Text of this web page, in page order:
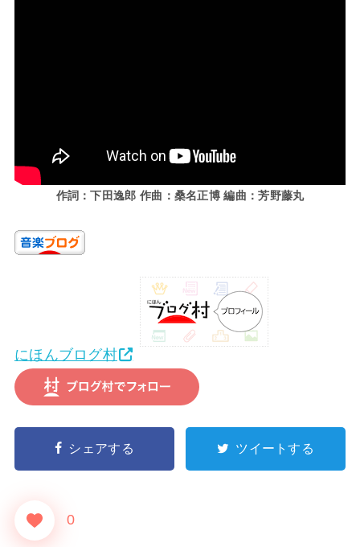
作詞：下田逸郎 作曲：桑名正博 編曲：芳野藤丸
にほんブログ村
シェアする ツイートする
0